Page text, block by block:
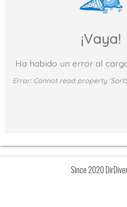
¡Vaya!
Ha habido un error al
Error: Cannot read property
Since 2020